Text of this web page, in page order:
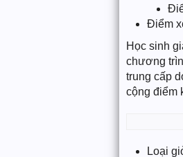
Điểm
Học sinh
chương
trung cấp
cộng điểm
Loại